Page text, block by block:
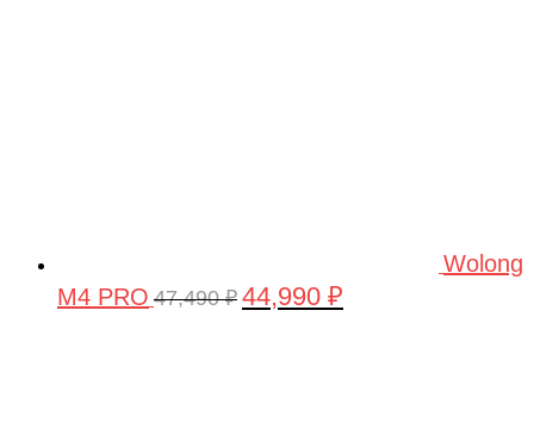
Wolong
M4 PRO 47,490₽ Первоначальная
44,990 ₽